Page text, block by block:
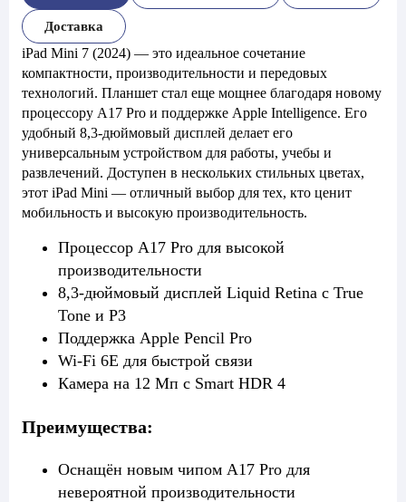
Доставка
iPad Mini 7 (2024) — это идеальное сочетание
компактности, производительности и передовых
технологий. Планшет стал еще мощнее благодаря новому
процессору A17 Pro и поддержке Apple Intelligence. Его
удобный 8,3-дюймовый дисплей делает его
универсальным устройством для работы, учебы и
развлечений. Доступен в нескольких стильных цветах,
этот iPad Mini — отличный выбор для тех, кто ценит
мобильность и высокую производительность.
Процессор A17 Pro для высокой
производительности
8,3-дюймовый дисплей Liquid Retina с True
Tone и P3
Поддержка Apple Pencil Pro
Wi-Fi 6E для быстрой связи
Камера на 12 Мп с Smart HDR 4
Преимущества:
Оснащён новым чипом A17 Pro для
невероятной производительности